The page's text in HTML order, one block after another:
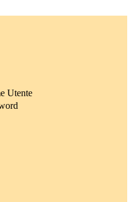
Utente